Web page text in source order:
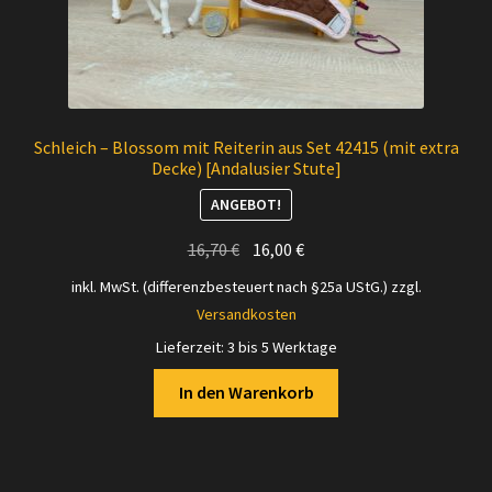
Schleich – Blossom mit Reiterin aus Set 42415 (mit extra
Decke) [Andalusier Stute]
ANGEBOT!
16,70€ Ursprünglicher
war:
16,00€Aktueller
inkl. MwSt. (differenzbesteuert nach §25a UStG.) zzgl.
Versandkosten
Lieferzeit: 3 bis 5 Werktage
In den Warenkorb